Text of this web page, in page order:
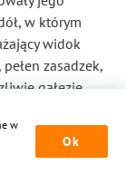
w którym
widok
zasadzek,
gałęzie,
całą
bagno —
dzikie,
tam ciężkie,
w
Ok